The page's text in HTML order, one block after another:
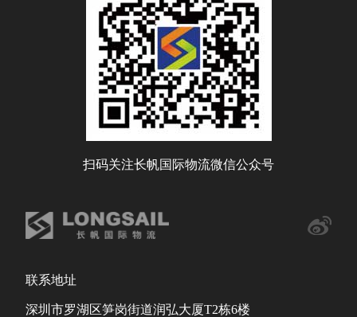
扫码关注长帆国际物流微信公众号
联系地址
深圳市罗湖区笋岗街道润弘大厦T2栋6楼